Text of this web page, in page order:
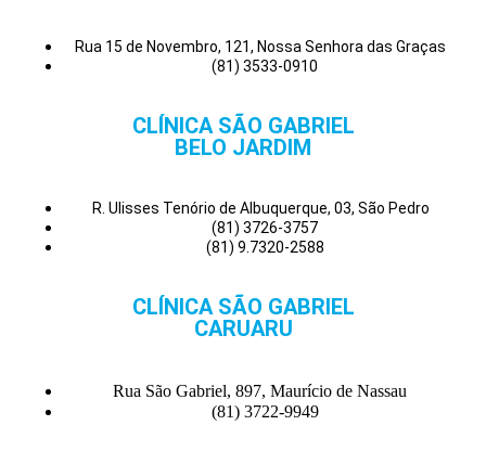
Rua 15 de Novembro, 121, Nossa Senhora das Graças
(81) 3533-0910
CLÍNICA SÃO GABRIEL
BELO JARDIM
R. Ulisses Tenório de Albuquerque, 03, São Pedro
(81) 3726-3757
(81) 9.7320-2588
CLÍNICA SÃO GABRIEL
CARUARU
Rua São Gabriel, 897, Maurício de Nassau
(81) 3722-9949